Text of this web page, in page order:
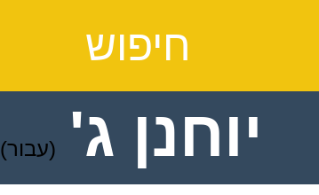
חיפוש
יוחנן ג' (עבור)